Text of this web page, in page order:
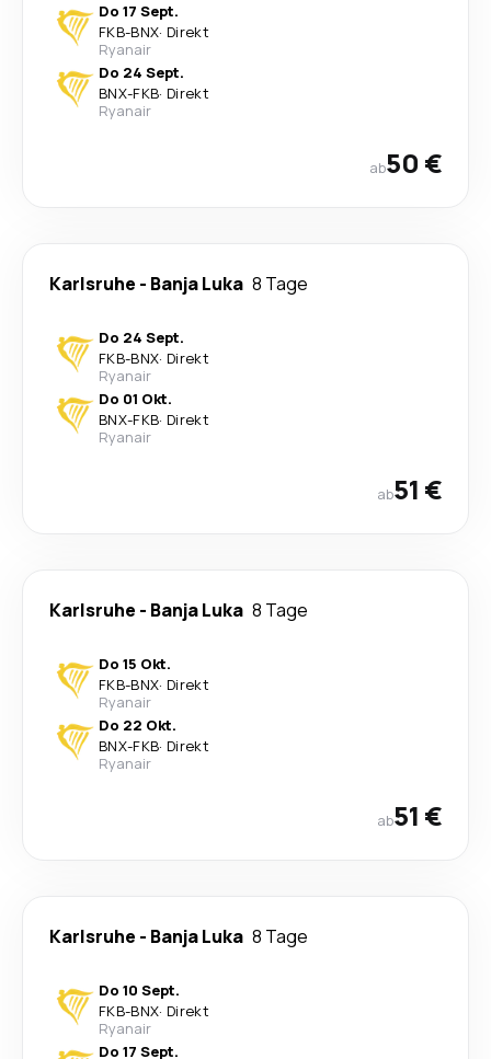
Do 17 Sept.
FKB-BNX· Direkt
Ryanair
Do 24 Sept.
BNX-FKB· Direkt
Ryanair
ab50 €
Karlsruhe - Banja Luka 8 Tage
Do 24 Sept.
FKB-BNX· Direkt
Ryanair
Do 01 Okt.
BNX-FKB· Direkt
Ryanair
ab51 €
Karlsruhe - Banja Luka 8 Tage
Do 15 Okt.
FKB-BNX· Direkt
Ryanair
Do 22 Okt.
BNX-FKB· Direkt
Ryanair
ab51 €
Karlsruhe - Banja Luka 8 Tage
Do 10 Sept.
FKB-BNX· Direkt
Ryanair
Do 17 Sept.